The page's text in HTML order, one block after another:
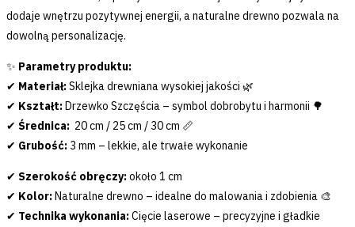
dodaje wnętrzu pozytywnej energii, a naturalne drewno pozwala na
dowolną personalizację.
✨ Parametry produktu:
✔ Materiał:Sklejka drewniana wysokiej jakości 🌿
✔ Kształt:Drzewko Szczęścia – symbol dobrobytu i harmonii 🌳
✔ Średnica: 20 cm / 25 cm / 30 cm 📏
✔ Grubość: 3 mm – lekkie, ale trwałe wykonanie
✔ Szerokość obręczy:około 1 cm
✔ Kolor:Naturalne drewno – idealne do malowania i zdobienia 🎨
✔ Technika wykonania:Cięcie laserowe – precyzyjne i gładkie